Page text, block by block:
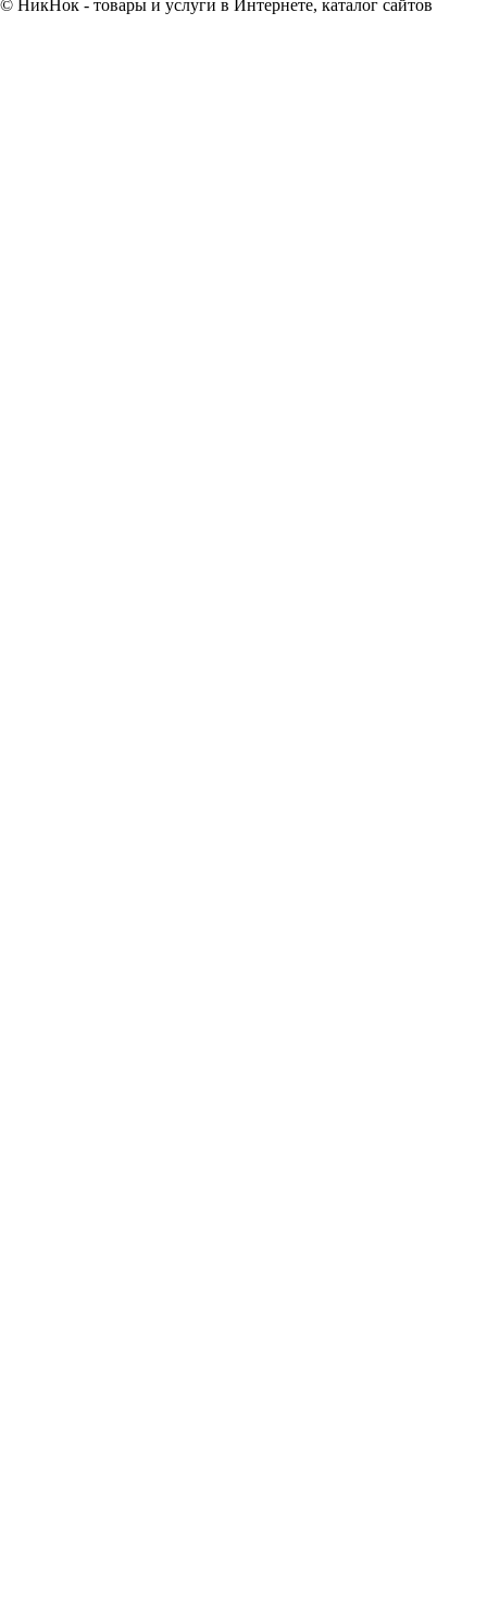
© НикНок - товары и услуги в Интернете, каталог сайтов